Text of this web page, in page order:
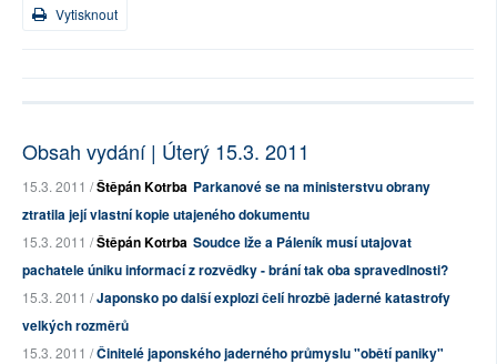
Vytisknout
Obsah vydání | Úterý 15.3. 2011
15.3. 2011 /Štěpán Kotrba Parkanové se na ministerstvu obrany
ztratila její vlastní kopie utajeného dokumentu
15.3. 2011 /Štěpán Kotrba Soudce lže a Páleník musí utajovat
pachatele úniku informací z rozvědky - brání tak oba spravedlnosti?
15.3. 2011 /Japonsko po další explozi čelí hrozbě jaderné katastrofy
velkých rozměrů
15.3. 2011 /Činitelé japonského jaderného průmyslu "obětí paniky"